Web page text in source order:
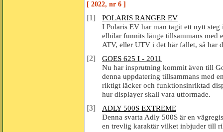
[ 2022, nr 6 ]
[1]
POLARIS RANGER EV
I Polaris EV har man tagit ett nytt
elbilar funnits länge tillsammans med
ATV, eller UTV i det här fallet, så har
[2]
GOES 625 I - 2011
Nu har insprutning kommit även till
denna uppdatering tillsammans med
riktigt läcker och funktionsinriktad
hur displayer skall vara utformade.
[3]
ADLY 500S EXTREME
Denna svarta Adly 500S är en
en trevlig karaktär vilket inbjuder till